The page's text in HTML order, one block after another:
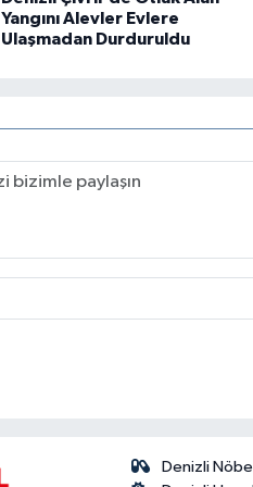
Yangını Alevler Evlere
Ulaşmadan Durduruldu
Denizli